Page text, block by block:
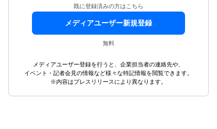
既に登録済みの方はこちら
メディアユーザー新規登録
無料
メディアユーザー登録を行うと、企業担当者の連絡先や、
イベント・記者会見の情報など様々な特記情報を閲覧できます。
※内容はプレスリリースにより異なります。